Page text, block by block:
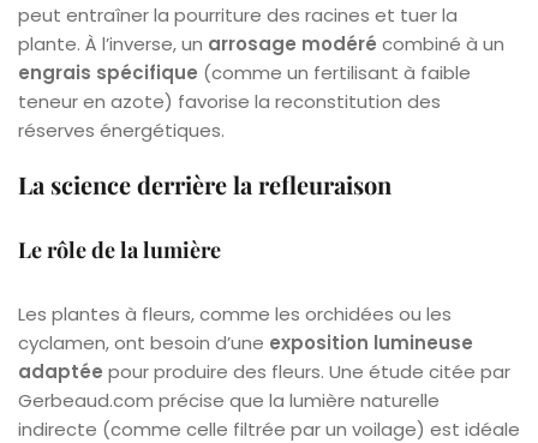
peut entraîner la pourriture des racines et tuer la
plante. À l’inverse, un arrosage modéré combiné à un
engrais spécifique (comme un fertilisant à faible
teneur en azote) favorise la reconstitution des
réserves énergétiques.
La science derrière la refleuraison
Le rôle de la lumière
Les plantes à fleurs, comme les orchidées ou les
cyclamen, ont besoin d’une exposition lumineuse
adaptée pour produire des fleurs. Une étude citée par
Gerbeaud.com précise que la lumière naturelle
indirecte (comme celle filtrée par un voilage) est idéale